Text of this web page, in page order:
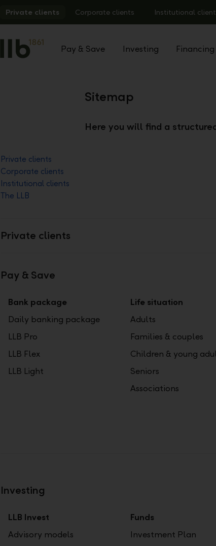
Private clients Corporate clients Institutional
Pay & Save Investing Financing
Sitemap
Here you will find a
Private clients
Corporate clients
Institutional clients
The LLB
Private clients
Pay & Save
Bank package
Daily banking package
LLB Pro
LLB Flex
LLB Light
Life situation
Adults
Families & couples
Children & young
Seniors
Associations
Investing
LLB Invest
Advisory models
Funds
Investment Plan